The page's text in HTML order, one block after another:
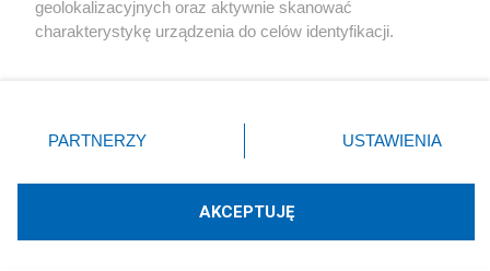
Technologię dostarcza:W3media.pl
geolokalizacyjnych oraz aktywnie skanować
charakterystykę urządzenia do celów identyfikacji.
zmienić/wycofać klikając przycisk ustawień prywatności
znajdujący się w lewym dolnym rogu strony
rodzaje przetwarzania danych nie wymagają zgody
użytkownika, ale masz prawo sprzeciwić się takiemu
PARTNERZY USTAWIENIA
AKCEPTUJĘ